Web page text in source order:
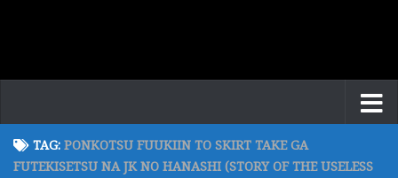
TAG: PONKOTSU FUUKIIN TO SKIRT TAKE GA
FUTEKISETSU NA JK NO HANASHI (STORY OF THE USELESS